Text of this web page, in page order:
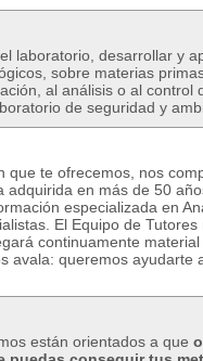
laboratorio, desarrollar y
sobre materias
al análisis o al control
de seguridad y
que te ofrecemos, nos
adquirida en más de 50
especializada en
El Equipo de
continuamente
avala: queremos ayudarte
están orientados a que